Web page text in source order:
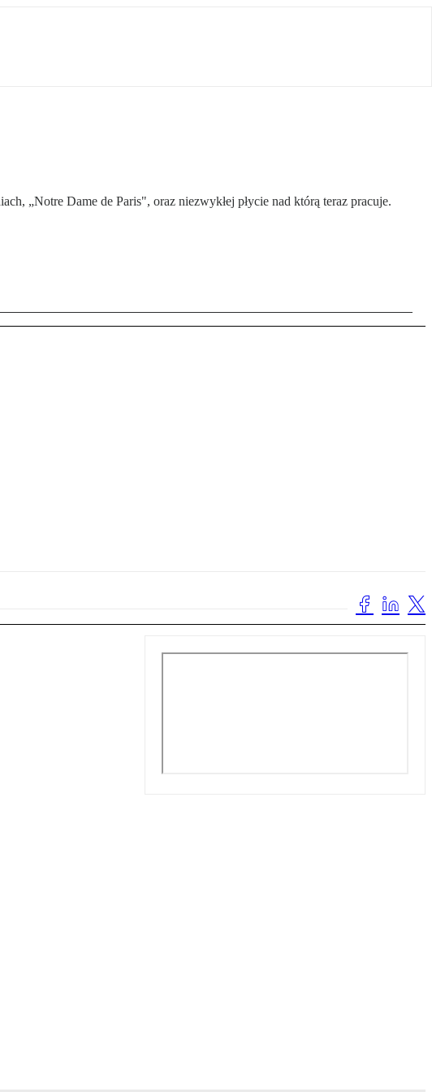
„Notre Dame de Paris", oraz niezwykłej płycie nad którą teraz pracuje.